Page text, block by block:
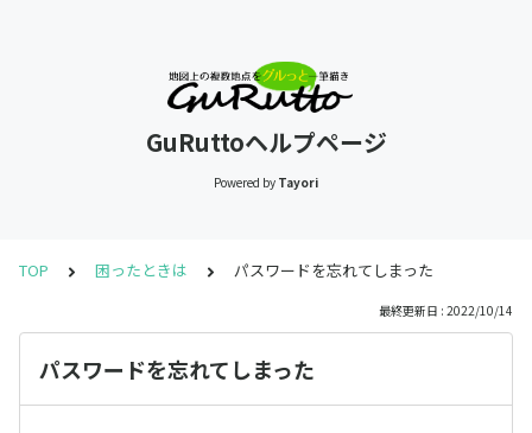
GuRuttoヘルプページ
Powered by Tayori
TOP 困ったときは パスワードを忘れてしまった
最終更新日 : 2022/10/14
パスワードを忘れてしまった